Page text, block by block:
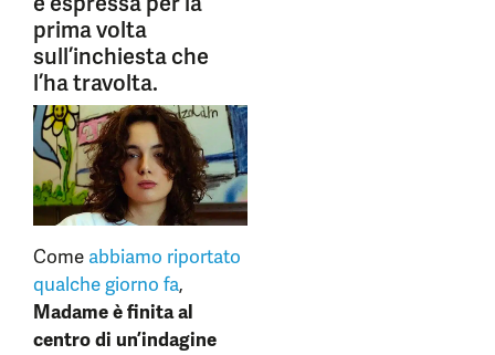
prima volta
sull’inchiesta che
l’ha travolta.
Come abbiamo riportato
qualche giorno fa,
Madame è finita al
centro di un’indagine